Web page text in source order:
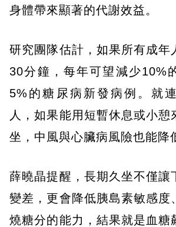
身體帶來顯著的代謝效益。
研究團隊估計，如果所有成年
30分鐘，每年可望減少10%
5%的糖尿病新發病例。就
人，如果能用短暫休息或小憩
坐，中風與心臟病風險也能降
薛曉晶提醒，長期久坐不僅讓
變差，更會降低胰島素敏感度
燒糖分的能力，結果就是血糖